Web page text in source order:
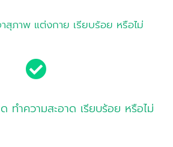
ภาพ แต่งกาย เรียบร้อย หรือไม่
ทำความสะอาด เรียบร้อย หรือไม่